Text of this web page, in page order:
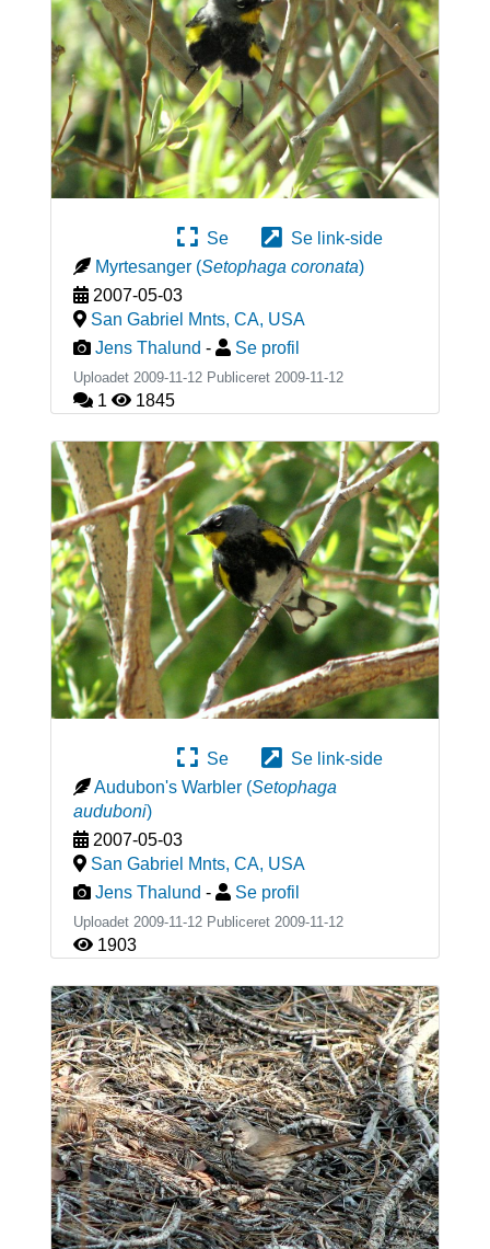
Se
Se link-side
Myrtesanger (Setophaga coronata)
2007-05-03
San Gabriel Mnts, CA, USA
Jens Thalund - Se profil
Uploadet 2009-11-12 Publiceret 2009-11-12
1 1845
Se
Se link-side
Audubon's Warbler (Setophaga
auduboni)
2007-05-03
San Gabriel Mnts, CA, USA
Jens Thalund - Se profil
Uploadet 2009-11-12 Publiceret 2009-11-12
1903